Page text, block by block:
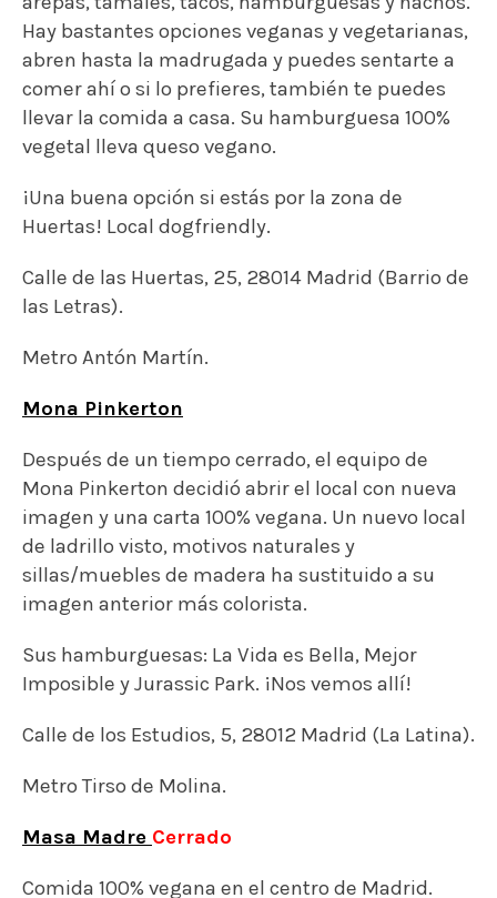
Metro Antón Martín.
Mona Pinkerton
Después de un tiempo cerrado, el equipo de
Mona Pinkerton decidió abrir el local con nueva
imagen y una carta 100% vegana. Un nuevo local
de ladrillo visto, motivos naturales y
sillas/muebles de madera ha sustituido a su
imagen anterior más colorista.
Sus hamburguesas: La Vida es Bella, Mejor
Metro Tirso de Molina.
Masa Madre Cerrado
Comida 100% vegana en el centro de Madrid.
Aunque su especialidad son las pizzas, aquí
también podrás comerte una rica hamburguesa.
Su Rustic Burger lleva carne de proteína vegetal,
bacon, queso, mermelada de tomate, y brotes
verdes.
¡Ah! Local totalmente dogfriendly.
Calle de San Marcos, 17, 28004 Madrid (Chueca).
Metro Chueca.